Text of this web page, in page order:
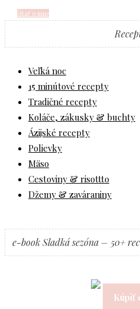
čítať o mne
Veľká noc
15 minútové recepty
Tradičné recepty
Koláče, zákusky & buchty
Ázijské recepty
Polievky
Mäso
Cestoviny & risottto
Džemy & zaváraniny
e-book Sladká sezóna – 50+
Kúpiť